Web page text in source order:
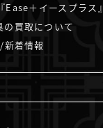
＋イースプラス』
の買取について
着情報